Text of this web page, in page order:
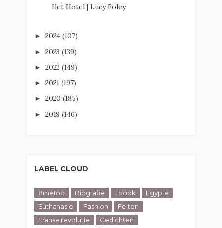
Het Hotel | Lucy Foley
► 2024 (107)
► 2023 (139)
► 2022 (149)
► 2021 (197)
► 2020 (185)
► 2019 (146)
LABEL CLOUD
#metoo Biografie Ebook
Egypte
Euthanasie
Fashion
Feiten
Franse revolutie
Gedichten